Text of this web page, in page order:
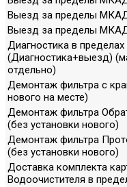
Выезд за пределы
Выезд за пределы
Диагностика в
(Диагностика+выезд)
отдельно)
Демонтаж фильтра с
нового на месте)
Демонтаж фильтра
(без установки нового)
Демонтаж фильтра
(без установки нового)
Доставка комплекта
Водоочистителя в